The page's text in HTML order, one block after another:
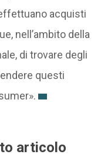
acquisti
nell’ambito della
di trovare degli
questi
articolo